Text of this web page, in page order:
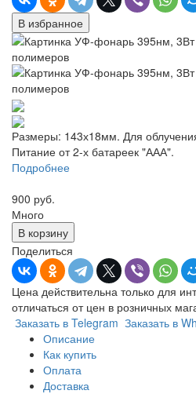
В избранное
Размеры: 143х18мм. Для
Питание от 2-х батареек "ААА".
Подробнее
900 руб.
Много
В корзину
Поделиться
Цена действительна только для
отличаться от цен в розничных
Заказать в Telegram Заказать в
Описание
Как купить
Оплата
Доставка